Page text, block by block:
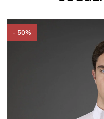
- 50%